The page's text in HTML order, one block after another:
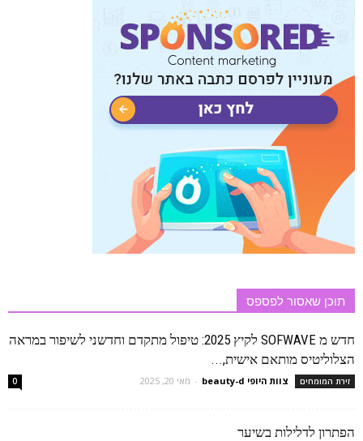
תוכן שאסור לפספס
חדש מ SOFWAVE לקיץ 2025: טיפול מתקדם וחדשני לשיפור במראה
הצלוליטיס מותאם אישית,...
זירת המומחים צוות היופי beauty-d - מאי 20, 2025 0
הפתרון לדלילות בשיער